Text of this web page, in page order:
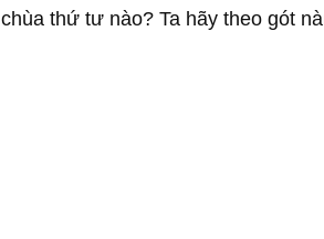
thứ tư nào? Ta hãy theo gót